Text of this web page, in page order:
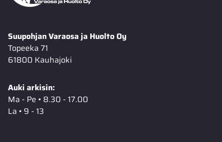
Suupohjan Varaosa ja Huolto Oy
Topeeka 71
61800 Kauhajoki
Auki arkisin:
Ma - Pe • 8.30 - 17.00
La • 9 - 13